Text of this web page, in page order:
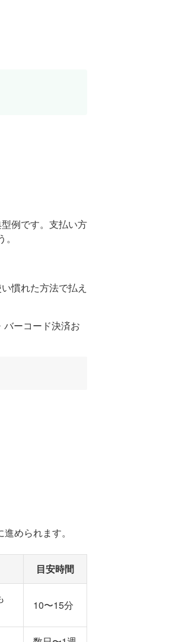
例です。支払い方
慣れた方法で払え
ーコード決済お
められます。
目安時間
10〜15分